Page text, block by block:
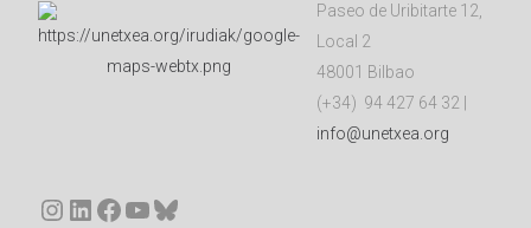
Paseo de Uribitarte 12,
Local 2
48001 Bilbao
(+34) 94 427 64 32 |
info@unetxea.org
Instagram
LinkedIn
Facebook
YouTube
Bluesky